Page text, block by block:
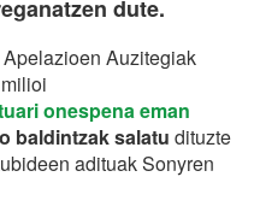
dute.
Auzitegiak
onespena eman
baldintzak salatu dituzte
adituak Sonyren